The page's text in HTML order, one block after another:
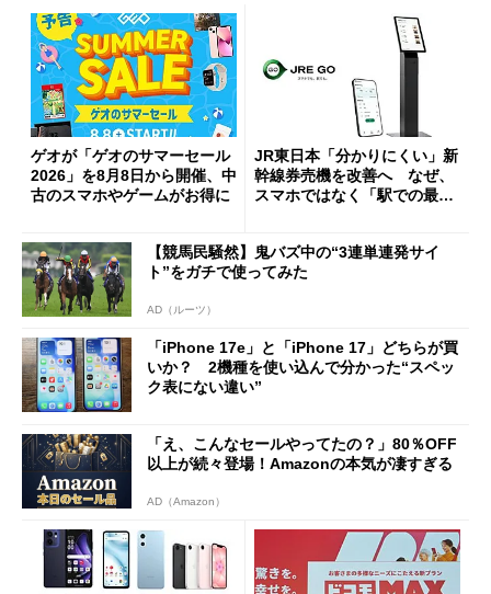
ゲオが「ゲオのサマーセール
2026」を8月8日から開催、中
古のスマホやゲームがお得に
JR東日本「分かりにくい」新
幹線券売機を改善へ なぜ、
スマホではなく「駅での最短
【競馬民騒然】鬼バズ中の“3連単連発サイ
ト”をガチで使ってみた
AD（ルーツ）
「iPhone 17e」と「iPhone 17」どちらが買
いか？ 2機種を使い込んで分かった“スペッ
ク表にない違い”
「え、こんなセールやってたの？」80％OFF
以上が続々登場！Amazonの本気が凄すぎる
AD（Amazon）